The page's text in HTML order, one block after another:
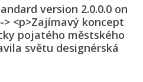
version 2.0.0.0 on
> <p>Zajímavý koncept
pojatého městského
světu designérská